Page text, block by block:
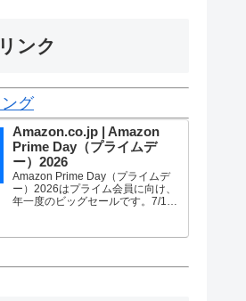
ンク
グ
Amazon.co.jp | Amazon
Prime Day（プライムデ
ー）2026
Amazon Prime Day（プライムデ
ー）2026はプライム会員に向け、
年一度のビッグセールです。7/10
ら数多くのお買得商品が96時間に